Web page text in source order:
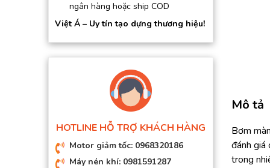
ngân hàng hoặc ship COD
Việt Á – Uy tín tạo dựng thương hiệu!
HOTLINE HỖ TRỢ KHÁCH HÀNG
Motor giảm tốc: 0968320186
Máy nén khí: 0981591287
Mô tả
Bơm
đánh giá
trong